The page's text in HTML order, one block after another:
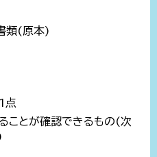
類(原本)
点
ことが確認できるもの(次